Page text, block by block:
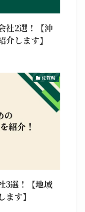
社2選！【沖
します】
佐賀県
3選！【地域
す】